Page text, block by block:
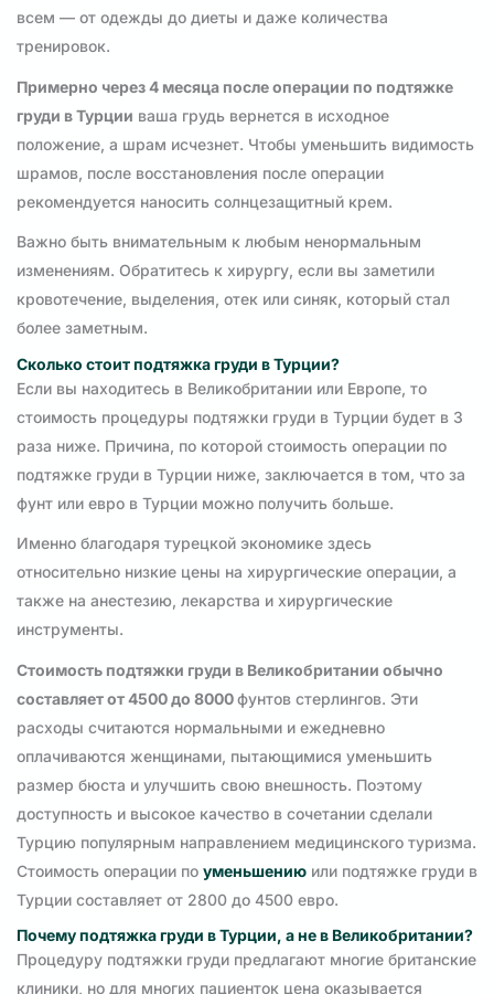
всем — от одежды до диеты и даже количества
тренировок.
Примерно через 4 месяца после операции по подтяжке
груди в Турции ваша грудь вернется в исходное
положение, а шрам исчезнет. Чтобы уменьшить видимость
шрамов, после восстановления после операции
рекомендуется наносить солнцезащитный крем.
Важно быть внимательным к любым ненормальным
изменениям. Обратитесь к хирургу, если вы заметили
кровотечение, выделения, отек или синяк, который стал
более заметным.
Сколько стоит подтяжка груди в Турции?
Если вы находитесь в Великобритании или Европе, то
стоимость процедуры подтяжки груди в Турции будет в 3
раза ниже. Причина, по которой стоимость операции по
подтяжке груди в Турции ниже, заключается в том, что за
фунт или евро в Турции можно получить больше.
Именно благодаря турецкой экономике здесь
относительно низкие цены на хирургические операции, а
также на анестезию, лекарства и хирургические
инструменты.
Стоимость подтяжки груди в Великобритании обычно
составляет от 4500 до 8000фунтов стерлингов. Эти
расходы считаются нормальными и ежедневно
оплачиваются женщинами, пытающимися уменьшить
размер бюста и улучшить свою внешность. Поэтому
доступность и высокое качество в сочетании сделали
Турцию популярным направлением медицинского туризма.
Стоимость операции по уменьшению или подтяжке груди в
Турции составляет от 2800 до 4500 евро.
Почему подтяжка груди в Турции, а не в Великобритании?
Процедуру подтяжки груди предлагают многие британские
клиники, но для многих пациенток цена оказывается